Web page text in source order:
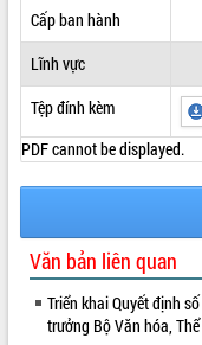
Cấp ban hành
Lĩnh vực
Tệp đính kèm
PDF cannot be displayed.
Văn bản liên quan
Triển khai Quyết định
trưởng Bộ Văn hóa,